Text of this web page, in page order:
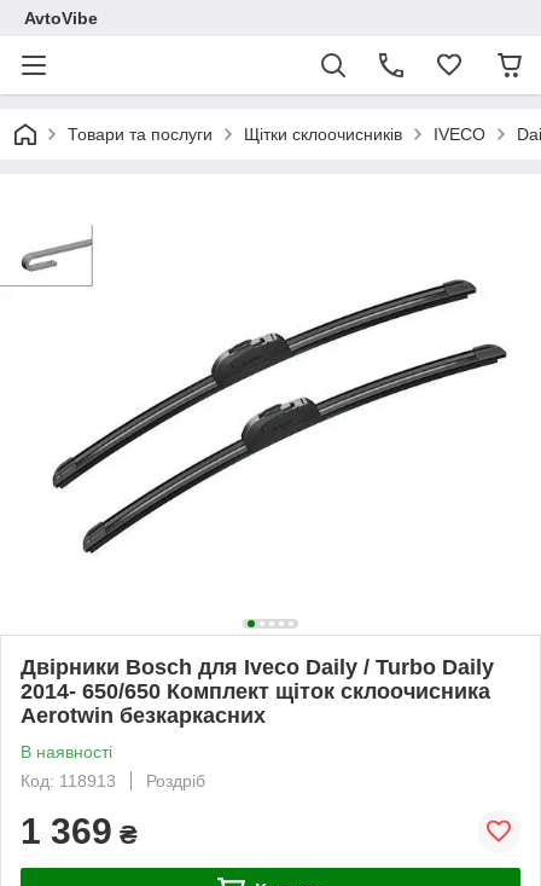
AvtoVibe
Товари та послуги Щітки склоочисників IVECO
Двірники Bosch для Iveco Daily / Turbo Daily
2014- 650/650 Комплект щіток склоочисника
Aerotwin безкаркасних
В наявності
Код: 118913
Роздріб
1 369 ₴